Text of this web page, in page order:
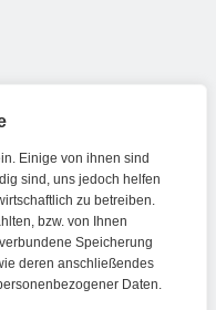
Einige von ihnen sind
sind, uns jedoch helfen
zu betreiben.
bzw. von Ihnen
Speicherung
deren anschließendes
Daten.